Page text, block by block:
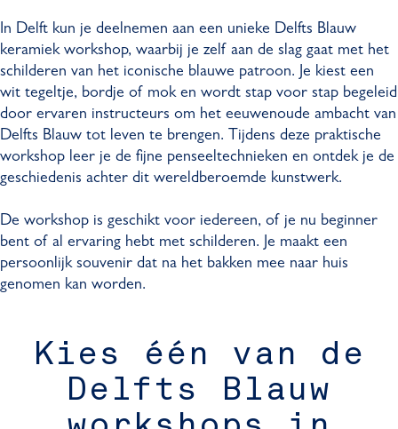
In Delft kun je deelnemen aan een unieke Delfts Blauw
keramiek workshop, waarbij je zelf aan de slag gaat met het
schilderen van het iconische blauwe patroon. Je kiest een
wit tegeltje, bordje of mok en wordt stap voor stap begeleid
door ervaren instructeurs om het eeuwenoude ambacht van
Delfts Blauw tot leven te brengen. Tijdens deze praktische
workshop leer je de fijne penseeltechnieken en ontdek je de
geschiedenis achter dit wereldberoemde kunstwerk.
De workshop is geschikt voor iedereen, of je nu beginner
bent of al ervaring hebt met schilderen. Je maakt een
persoonlijk souvenir dat na het bakken mee naar huis
genomen kan worden.
Kies één van de
Delfts Blauw